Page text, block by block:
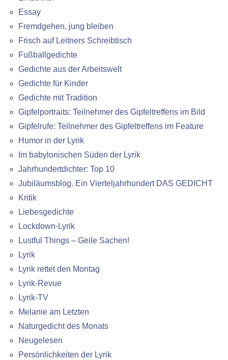
Essay
Fremdgehen, jung bleiben
Frisch auf Leitners Schreibtisch
Fußballgedichte
Gedichte aus der Arbeitswelt
Gedichte für Kinder
Gedichte mit Tradition
Gipfelportraits: Teilnehmer des Gipfeltreffens im Bild
Gipfelrufe: Teilnehmer des Gipfeltreffens im Feature
Humor in der Lyrik
Im babylonischen Süden der Lyrik
Jahrhundertdichter: Top 10
Jubiläumsblog. Ein Vierteljahrhundert DAS GEDICHT
Kritik
Liebesgedichte
Lockdown-Lyrik
Lustful Things – Geile Sachen!
Lyrik
Lyrik rettet den Montag
Lyrik-Revue
Lyrik-TV
Melanie am Letzten
Naturgedicht des Monats
Neugelesen
Persönlichkeiten der Lyrik